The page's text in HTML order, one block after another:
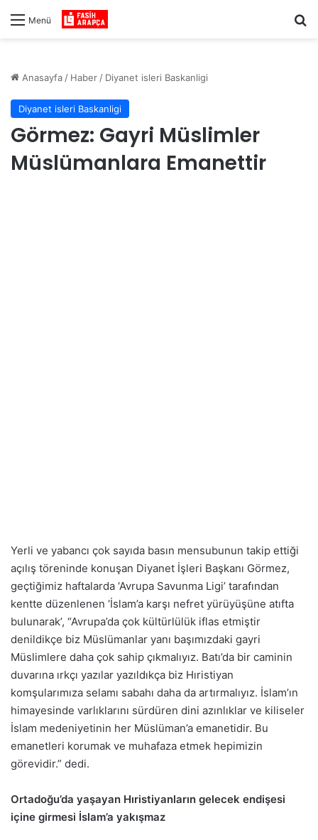
Menü
Anasayfa / Haber / Diyanet isleri Baskanligi
Diyanet isleri Baskanligi
Görmez: Gayri Müslimler
Müslümanlara Emanettir
Yerli ve yabancı çok sayıda basın mensubunun takip ettiği
açılış töreninde konuşan Diyanet İşleri Başkanı Görmez,
geçtiğimiz haftalarda ‘Avrupa Savunma Ligi’ tarafından
kentte düzenlenen ‘İslam’a karşı nefret yürüyüşüne atıfta
bulunarak’, “Avrupa’da çok kültürlülük iflas etmiştir
denildikçe biz Müslümanlar yanı başımızdaki gayri
Müslimlere daha çok sahip çıkmalıyız. Batı’da bir caminin
duvarına ırkçı yazılar yazıldıkça biz Hıristiyan
komşularımıza selamı sabahı daha da artırmalıyız. İslam’ın
himayesinde varlıklarını sürdüren dini azınlıklar ve kiliseler
İslam medeniyetinin her Müslüman’a emanetidir. Bu
emanetleri korumak ve muhafaza etmek hepimizin
görevidir.” dedi.
Ortadoğu’da yaşayan Hıristiyanların gelecek endişesi
içine girmesi İslam’a yakışmaz